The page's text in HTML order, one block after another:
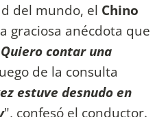
del mundo, el Chino
graciosa anécdota que
Quiero contar una
de la consulta
estuve desnudo en
", confesó el conductor.